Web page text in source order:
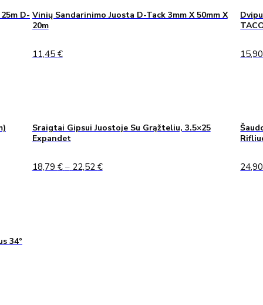
D- Vinių Sandarinimo Juosta D-Tack 3mm X 50mm X
20m
11,45 €
Sraigtai Gipsui Juostoje Su Grąžteliu, 3.5×25
Expandet
18,79 € – 22,52 €Price
34°